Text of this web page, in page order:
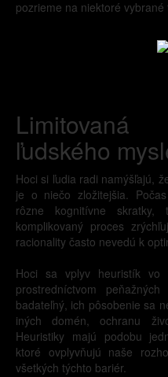
pozrieme na niektoré vybrané
ľudského
Hoci si ľudia radi namýšľajú,
je o niečo zložitejšia.
rôzne kognitívne skratky,
komplikovaný proces
racionality často nevedú k
Hoci sa vplyv heuristík vo
prostredníctvom
badateľný, ich pôsobenie sa
iných domén, ochranu
Heuristiky majú podobu
ktoré ovplyvňujú naše
všetkých týchto bariér.